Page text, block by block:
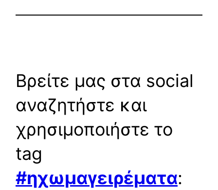
Βρείτε μας στα social
αναζητήστε και
χρησιμοποιήστε το
tag
#ηχωμαγειρέματα: